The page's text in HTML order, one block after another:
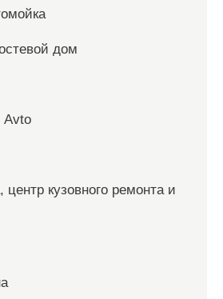
дом
Avto
центр кузовного ремонта и